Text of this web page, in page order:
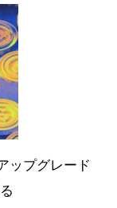
ップグレード